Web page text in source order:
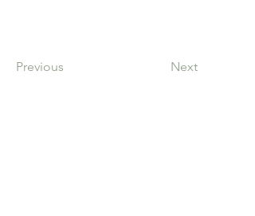
Previous Next